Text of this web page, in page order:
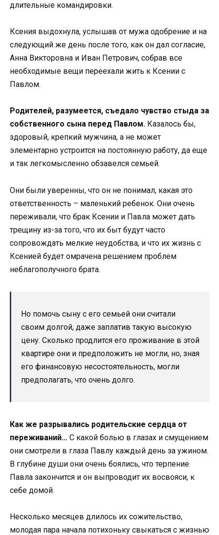
длительные командировки.
Ксения выдохнула, услышав от мужа одобрение и на
следующий же день после того, как он дал согласие,
Анна Викторовна и Иван Петрович, собрав все
необходимые вещи переехали жить к Ксении с
Павлом.
Родителей, разумеется, съедало чувство стыда за
собственного сына перед Павлом. Казалось бы,
здоровый, крепкий мужчина, а не может
элементарно устроится на постоянную работу, да еще
и так легкомысленно обзавелся семьей.
Они были уверенны, что он не понимал, какая это
ответственность – маленький ребенок. Они очень
переживали, что брак Ксении и Павла может дать
трещину из-за того, что их быт будут часто
сопровождать мелкие неудобства, и что их жизнь с
Ксенией будет омрачена решением проблем
неблагополучного брата.
Но помочь сыну с его семьей они считали
своим долгой, даже заплатив такую высокую
цену. Сколько продлится его проживание в этой
квартире они и предположить не могли, но, зная
его финансовую несостоятельность, могли
предполагать, что очень долго.
Как же разрывались родительские сердца от
переживаний… С какой болью в глазах и смущением
они смотрели в глаза Павлу каждый день за ужином.
В глубине души они очень боялись, что терпение
Павла закончится и он выпроводит их восвояси, к
себе домой.
Несколько месяцев длилось их сожительство,
молодая пара начала потихоньку свыкаться с жизнью